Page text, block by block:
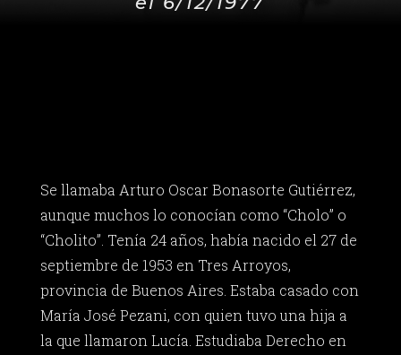
Se llamaba Arturo Oscar Bonasorte Gutiérrez,
aunque muchos lo conocían como “Cholo” o
“Cholito”. Tenía 24 años, había nacido el 27 de
septiembre de 1953 en Tres Arroyos,
provincia de Buenos Aires. Estaba casado con
María José Pezani, con quien tuvo una hija a
la que llamaron Lucía. Estudiaba Derecho en